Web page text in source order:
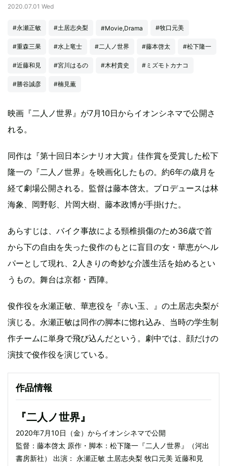
2020.07.01 Wed
#永瀬正敏 #土居志央梨 #Movie,Drama #牧口元美
#重森三果 #水上竜士 #二人ノ世界 #藤本啓太 #松下隆一
#近藤和見 #宮川はるの #木村貴史 #ミズモトカナコ
#勝谷誠彦 #楠見薫
映画『二人ノ世界』が7月10日からイオンシネマで公開さ
れる。
同作は『第十回日本シナリオ大賞』佳作賞を受賞した松下
隆一の『二人ノ世界』を映画化したもの。約6年の歳月を
経て劇場公開される。監督は藤本啓太。プロデュースは林
海象、岡野彰、片岡大樹、藤本政博が手掛けた。
あらすじは、バイク事故による頸椎損傷のため36歳で首
から下の自由を失った俊作のもとに盲目の女・華恵がヘル
パーとして現れ、2人きりの奇妙な介護生活を始めるとい
うもの。舞台は京都・西陣。
俊作役を永瀬正敏、華恵役を『赤い玉、』の土居志央梨が
演じる。永瀬正敏は同作の脚本に惚れ込み、当時の学生制
作チームに単身で飛び込んだという。劇中では、顔だけの
演技で俊作役を演じている。
作品情報
『二人ノ世界』
2020年7月10日（金）からイオンシネマで公開
監督：藤本啓太 原作・脚本：松下隆一『二人ノ世界』（河出
書房新社） 出演： 永瀬正敏 土居志央梨 牧口元美 近藤和見